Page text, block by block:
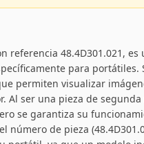
referencia 48.4D301.021,
para portátiles.
permiten visualizar
Al ser una pieza de
se garantiza su
de pieza